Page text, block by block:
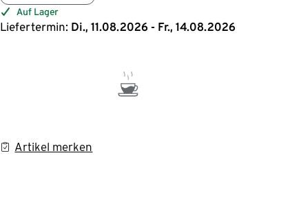
Auf Lager
Liefertermin: Di., 11.08.2026 - Fr., 14.08.2026
Artikel merken